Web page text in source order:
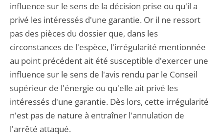
influence sur le sens de la décision prise ou qu'il a
privé les intéressés d'une garantie. Or il ne ressort
pas des pièces du dossier que, dans les
circonstances de l'espèce, l'irrégularité mentionnée
au point précédent ait été susceptible d'exercer une
influence sur le sens de l'avis rendu par le Conseil
supérieur de l'énergie ou qu'elle ait privé les
intéressés d'une garantie. Dès lors, cette irrégularité
n'est pas de nature à entraîner l'annulation de
l'arrêté attaqué.